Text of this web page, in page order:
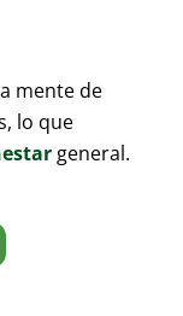
mente de
lo que
general.